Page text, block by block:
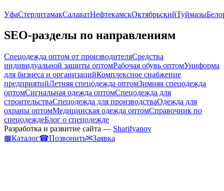
УфаСтерлитамакСалаватНефтекамскОктябрьскийТуймазы
SEO-разделы по направлениям
Спецодежда оптом от производителяСредства
индивидуальной защиты оптомРабочая обувь оптомУниформа
для бизнеса и организацийКомплексное снабжение
предприятийЛетняя спецодежда оптомЗимняя спецодежда
оптомСигнальная одежда оптомСпецодежда для
строительстваСпецодежда для производстваОдежда для
охраны оптомМедицинская одежда оптомСправочник по
спецодеждеБлог о спецодежде
Разработка и развитие сайта — Sharifyanov
▦Каталог☎Позвонить✉Заявка